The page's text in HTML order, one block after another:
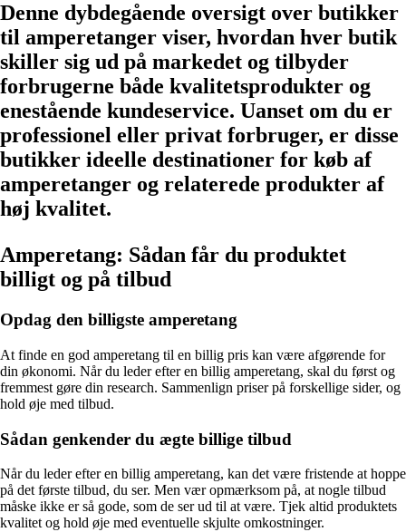
Denne dybdegående oversigt over butikker
til amperetanger viser, hvordan hver butik
skiller sig ud på markedet og tilbyder
forbrugerne både kvalitetsprodukter og
enestående kundeservice. Uanset om du er
professionel eller privat forbruger, er disse
butikker ideelle destinationer for køb af
amperetanger og relaterede produkter af
høj kvalitet.
Amperetang: Sådan får du produktet
billigt og på tilbud
Opdag den billigste amperetang
At finde en god amperetang til en billig pris kan være afgørende for
din økonomi. Når du leder efter en billig amperetang, skal du først og
fremmest gøre din research. Sammenlign priser på forskellige sider, og
hold øje med tilbud.
Sådan genkender du ægte billige tilbud
Når du leder efter en billig amperetang, kan det være fristende at hoppe
på det første tilbud, du ser. Men vær opmærksom på, at nogle tilbud
måske ikke er så gode, som de ser ud til at være. Tjek altid produktets
kvalitet og hold øje med eventuelle skjulte omkostninger.